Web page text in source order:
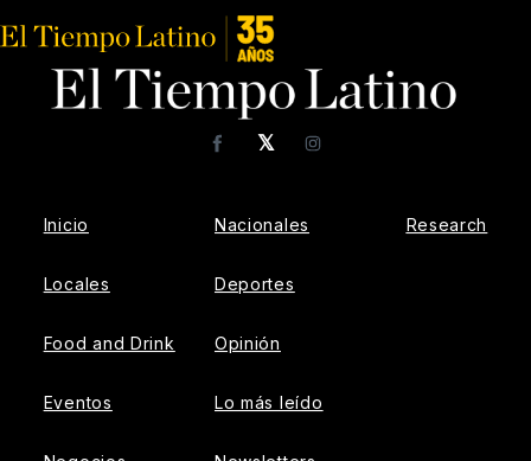
𝕏
FacebookInstagram
Inicio
Locales
Food and Drink
Eventos
Nacionales
Deportes
Opinión
Lo más leído
Research